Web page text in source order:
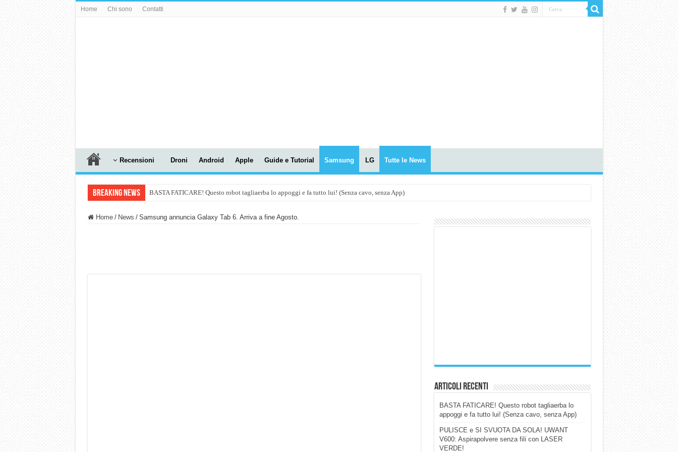
Home Chi sono Contatti
Recensioni Droni Android Apple Guide e Tutorial Samsung LG Tutte le News
Breaking News BASTA FATICARE! Questo robot tagliaerba lo appoggi e fa tutto lui! (Senza cavo, senza App)
Home / News / Samsung annuncia Galaxy Tab 6. Arriva a fine Agosto.
Articoli Recenti
BASTA FATICARE! Questo robot tagliaerba lo
appoggi e fa tutto lui! (Senza cavo, senza App)
PULISCE e SI SVUOTA DA SOLA! UWANT
V600: Aspirapolvere senza fili con LASER
VERDE!